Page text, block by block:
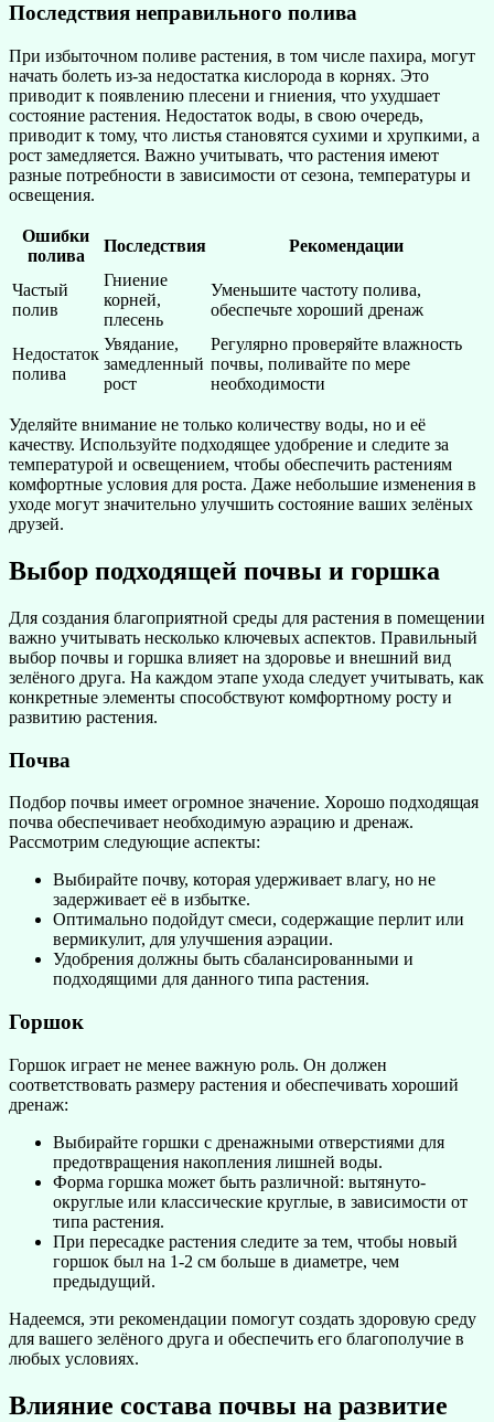
Последствия неправильного полива
При избыточном поливе растения, в том числе пахира, могут
начать болеть из-за недостатка кислорода в корнях. Это
приводит к появлению плесени и гниения, что ухудшает
состояние растения. Недостаток воды, в свою очередь,
приводит к тому, что листья становятся сухими и хрупкими, а
рост замедляется. Важно учитывать, что растения имеют
разные потребности в зависимости от сезона, температуры и
освещения.
Ошибки
полива
Последствия Рекомендации
Частый
полив
Гниение
корней,
плесень
Уменьшите частоту полива,
обеспечьте хороший дренаж
Недостаток
полива
Увядание,
замедленный
рост
Регулярно проверяйте влажность
почвы, поливайте по мере
необходимости
Уделяйте внимание не только количеству воды, но и её
качеству. Используйте подходящее удобрение и следите за
температурой и освещением, чтобы обеспечить растениям
комфортные условия для роста. Даже небольшие изменения в
уходе могут значительно улучшить состояние ваших зелёных
друзей.
Выбор подходящей почвы и горшка
Для создания благоприятной среды для растения в помещении
важно учитывать несколько ключевых аспектов. Правильный
выбор почвы и горшка влияет на здоровье и внешний вид
зелёного друга. На каждом этапе ухода следует учитывать, как
конкретные элементы способствуют комфортному росту и
развитию растения.
Почва
Подбор почвы имеет огромное значение. Хорошо подходящая
почва обеспечивает необходимую аэрацию и дренаж.
Рассмотрим следующие аспекты:
Выбирайте почву, которая удерживает влагу, но не
задерживает её в избытке.
Оптимально подойдут смеси, содержащие перлит или
вермикулит, для улучшения аэрации.
Удобрения должны быть сбалансированными и
подходящими для данного типа растения.
Горшок
Горшок играет не менее важную роль. Он должен
соответствовать размеру растения и обеспечивать хороший
дренаж:
Выбирайте горшки с дренажными отверстиями для
предотвращения накопления лишней воды.
Форма горшка может быть различной: вытянуто-
округлые или классические круглые, в зависимости от
типа растения.
При пересадке растения следите за тем, чтобы новый
горшок был на 1-2 см больше в диаметре, чем
предыдущий.
Надеемся, эти рекомендации помогут создать здоровую среду
для вашего зелёного друга и обеспечить его благополучие в
любых условиях.
Влияние состава почвы на развитие